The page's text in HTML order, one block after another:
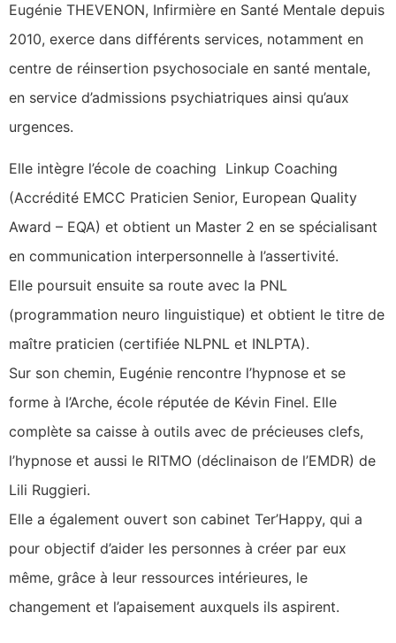
Eugénie THEVENON, Infirmière en Santé Mentale depuis
2010, exerce dans différents services, notamment en
centre de réinsertion psychosociale en santé mentale,
en service d’admissions psychiatriques ainsi qu’aux
urgences.
Elle intègre l’école de coaching Linkup Coaching
(Accrédité EMCC Praticien Senior, European Quality
Award – EQA) et obtient un Master 2 en se spécialisant
en communication interpersonnelle à l’assertivité.
Elle poursuit ensuite sa route avec la PNL
(programmation neuro linguistique) et obtient le titre de
maître praticien (certifiée NLPNL et INLPTA).
Sur son chemin, Eugénie rencontre l’hypnose et se
forme à l’Arche, école réputée de Kévin Finel. Elle
complète sa caisse à outils avec de précieuses clefs,
l’hypnose et aussi le RITMO (déclinaison de l’EMDR) de
Lili Ruggieri.
Elle a également ouvert son cabinet Ter’Happy, qui a
pour objectif d’aider les personnes à créer par eux
même, grâce à leur ressources intérieures, le
changement et l’apaisement auxquels ils aspirent.